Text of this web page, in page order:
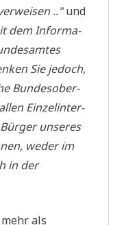
.."und
dem Infor­ma­
Sie jedoch,
Bun­des­ober­
Ein­zel­in­ter­
unse­res
weder im
in der
als